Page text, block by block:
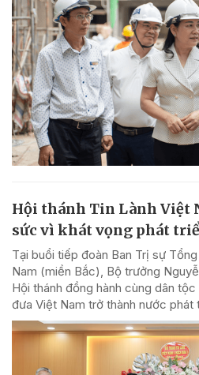
Hội thánh Tin Lành Việt
sức vì khát vọng phát
Tại buổi tiếp đoàn Ban Trị sự
Nam (miền Bắc), Bộ trưởng
Hội thánh đồng hành cùng dân
đưa Việt Nam trở thành nước phát